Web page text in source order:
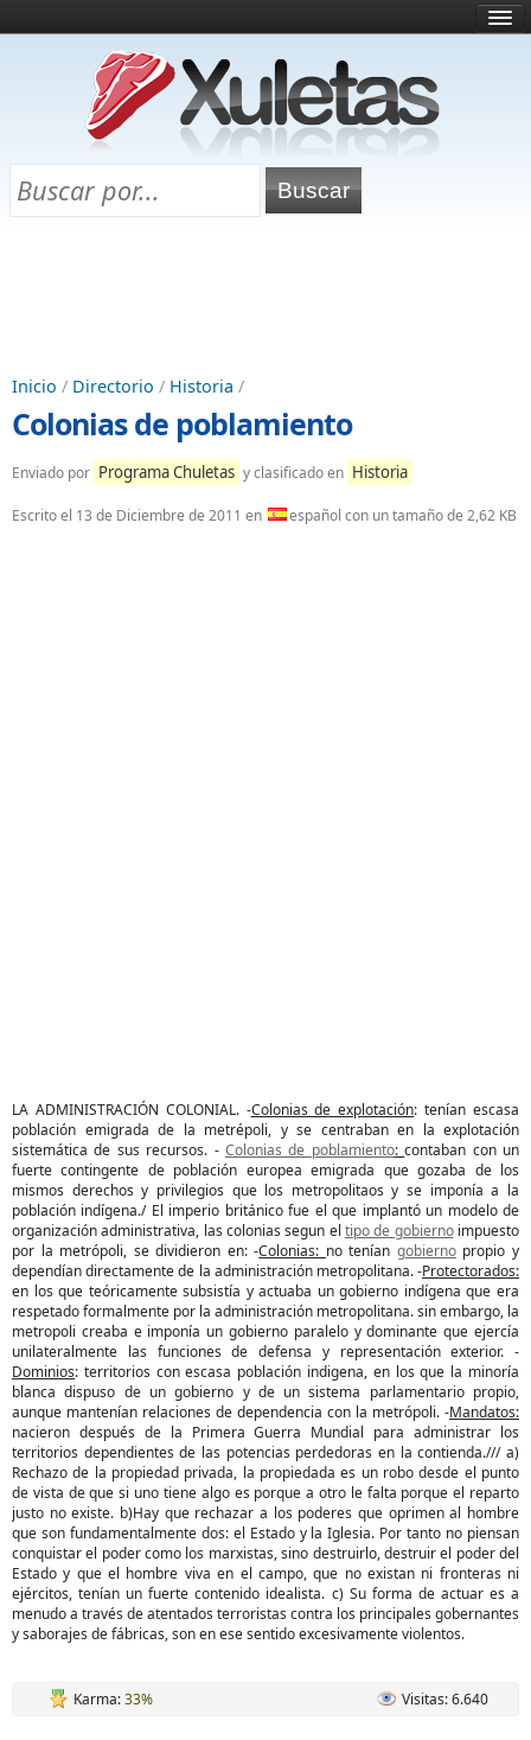
¿Qué es esto?
Directorio
Chuletas para exámenes
Inicio / Directorio / Historia /
Colonias de poblamiento
Enviado por Programa Chuletas y clasificado en Historia
Escrito el 13 de Diciembre de 2011 en español con un tamaño de 2,62 KB
LA ADMINISTRACIÓN COLONIAL. -Colonias de explotación: tenían escasa
población emigrada de la metrépoli, y se centraban en la explotación
sistemática de sus recursos. - Colonias de poblamiento:contaban con un
fuerte contingente de población europea emigrada que gozaba de los
mismos derechos y privilegios que los metropolitaos y se imponía a la
población indígena./ El imperio británico fue el que implantó un modelo de
organización administrativa, las colonias segun el tipo de gobiernoimpuesto
por la metrópoli, se dividieron en: -Colonias: no tenían gobiernopropio y
dependían directamente de la administración metropolitana. -Protectorados:
en los que teóricamente subsistía y actuaba un gobierno indígena que era
respetado formalmente por la administración metropolitana. sin embargo, la
metropoli creaba e imponía un gobierno paralelo y dominante que ejercía
unilateralmente las funciones de defensa y representación exterior. -
Dominios: territorios con escasa población indigena, en los que la minoría
blanca dispuso de un gobierno y de un sistema parlamentario propio,
aunque mantenían relaciones de dependencia con la metrópoli. -Mandatos:
nacieron después de la Primera Guerra Mundial para administrar los
territorios dependientes de las potencias perdedoras en la contienda./// a)
Rechazo de la propiedad privada, la propiedada es un robo desde el punto
de vista de que si uno tiene algo es porque a otro le falta porque el reparto
justo no existe. b)Hay que rechazar a los poderes que oprimen al hombre
que son fundamentalmente dos: el Estado y la Iglesia. Por tanto no piensan
conquistar el poder como los marxistas, sino destruirlo, destruir el poder del
Estado y que el hombre viva en el campo, que no existan ni fronteras ni
ejércitos, tenían un fuerte contenido idealista. c) Su forma de actuar es a
menudo a través de atentados terroristas contra los principales gobernantes
y saborajes de fábricas, son en ese sentido excesivamente violentos.
Karma:33% Visitas: 6.640